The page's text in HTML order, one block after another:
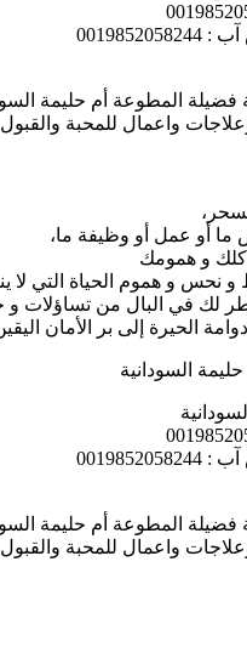
فضيلة المطوعة أم حليمة
واعمال للمحبة والقبول
أو عمل أو وظيفة ما،
و همومك
و نحس و هموم الحياة التي لا
لك في البال من تساؤلات
الحيرة إلى بر الأمان
السودانية
فضيلة المطوعة أم حليمة
واعمال للمحبة والقبول